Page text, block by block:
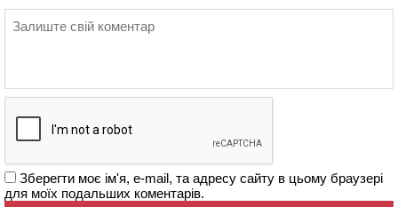
Зберегти моє ім'я, e-mail, та адресу сайту в цьому браузері
для моїх подальших коментарів.